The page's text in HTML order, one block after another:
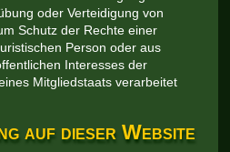
oder Verteidigung von
Schutz der Rechte einer
Person oder aus
Interesses der
Mitgliedstaats verarbeitet
auf dieser Website